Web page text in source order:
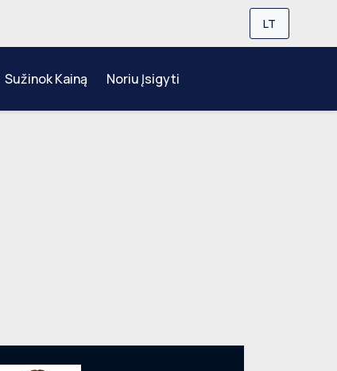
LT
Sužinok Kainą Noriu Įsigyti